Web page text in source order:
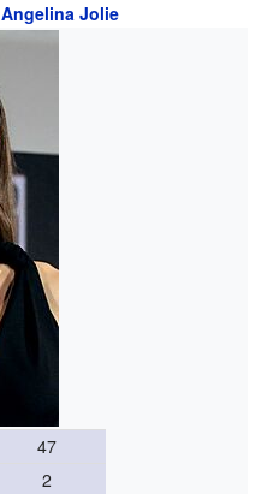
Angelina Jolie
47
2